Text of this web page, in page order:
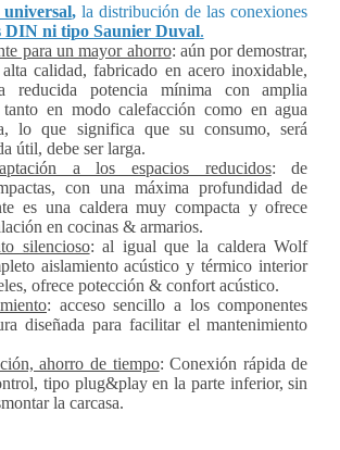
universal, la distribución de las conexiones
DIN ni tipo Saunier Duval.
para un mayor ahorro: aún por demostrar,
calidad, fabricado en acero inoxidable,
reducida potencia mínima con amplia
en modo calefacción como en agua
lo que significa que su consumo, será
útil, debe ser larga.
a los espacios reducidos: de
con una máxima profundidad de
es una caldera muy compacta y ofrece
en cocinas & armarios.
silencioso: al igual que la caldera Wolf
aislamiento acústico y térmico interior
ofrece potección & confort acústico.
: acceso sencillo a los componentes
diseñada para facilitar el mantenimiento
ahorro de tiempo: Conexión rápida de
tipo plug&play en la parte inferior, sin
la carcasa.